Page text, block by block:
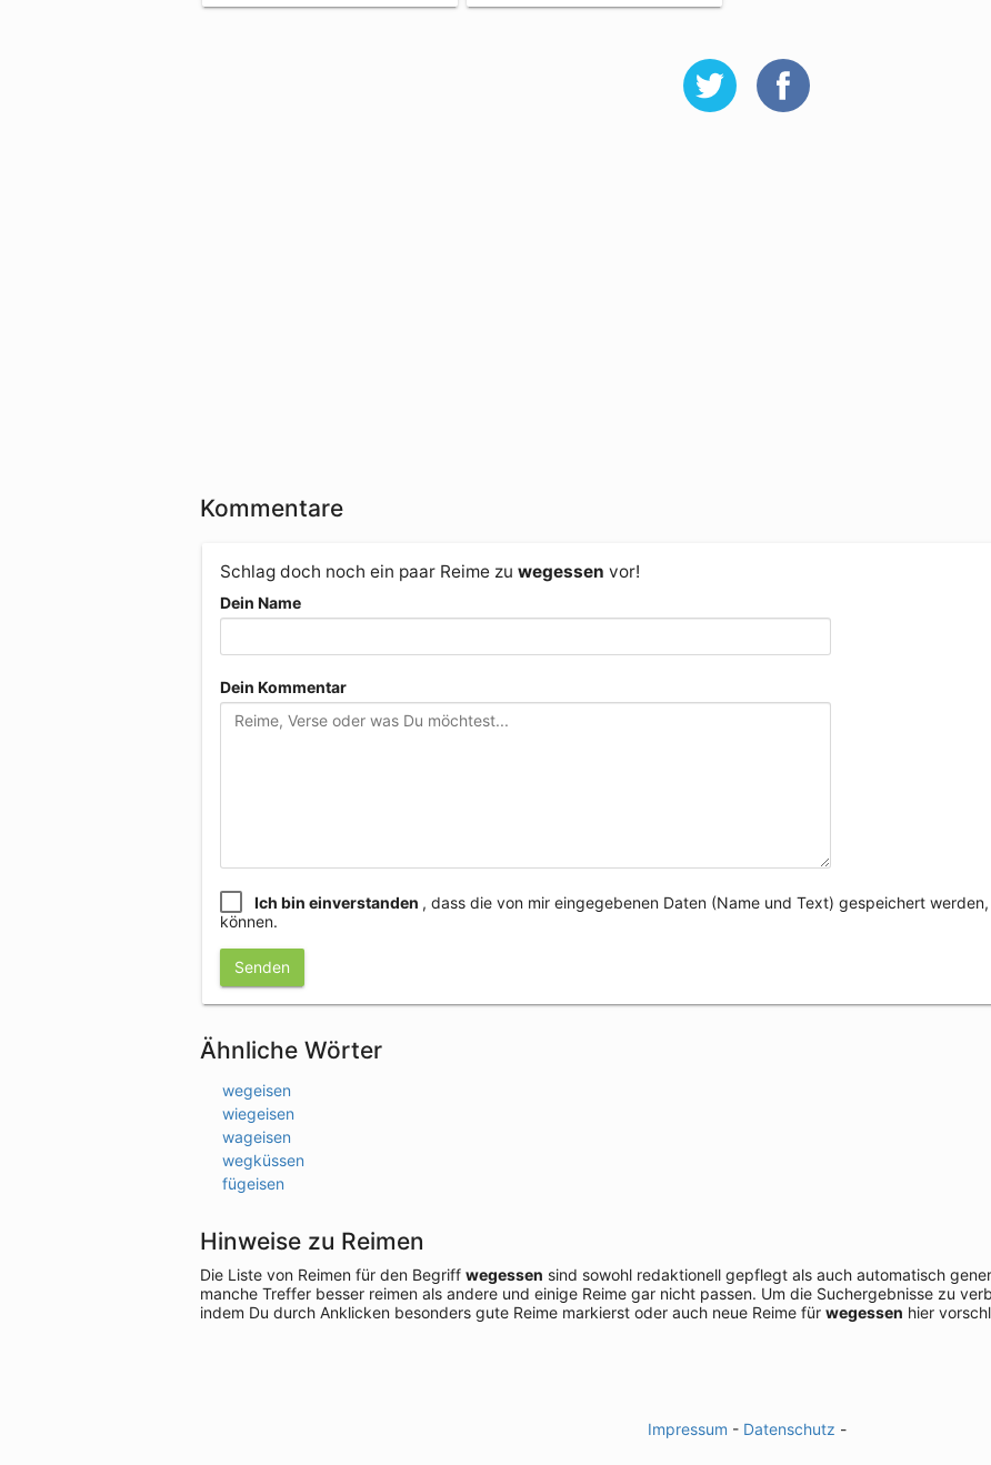
Kommentare
Schlag doch noch ein paar Reime zu wegessen vor!
Dein Name
Dein Kommentar
Ich bin einverstanden , dass die von mir eingegebenen Daten (Name und Text) gespeichert
können.
Senden
Ähnliche Wörter
wegeisen
wiegeisen
wageisen
wegküssen
fügeisen
Hinweise zu Reimen
Die Liste von Reimen für den Begriff wegessen sind sowohl redaktionell gepflegt als auch automatisch
manche Treffer besser reimen als andere und einige Reime gar nicht passen. Um die Suchergebnisse zu
indem Du durch Anklicken besonders gute Reime markierst oder auch neue Reime für wegessen hier
Impressum - Datenschutz -